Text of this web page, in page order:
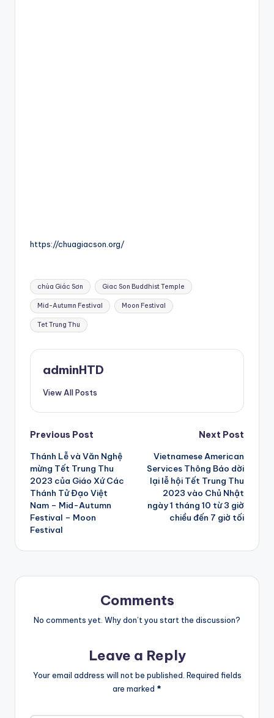
https://chuagiacson.org/
Tags:
chùa Giác Sơn Giac Son Buddhist Temple
Mid-Autumn Festival Moon Festival
Tet Trung Thu
adminHTD
View All Posts
Post
navigation
Previous Post
Thánh Lễ và Văn Nghệ
mừng Tết Trung Thu
2023 của Giáo Xứ Các
Thánh Tử Đạo Việt
Nam – Mid-Autumn
Festival – Moon
Festival
Next Post
Vietnamese American
Services Thông Báo dời
lại lễ hội Tết Trung Thu
2023 vào Chủ Nhật
ngày 1 tháng 10 từ 3 giờ
chiều đến 7 giờ tối
Comments
No comments yet. Why don’t you start the discussion?
Leave a Reply
Your email address will not be published. Required fields
are marked *